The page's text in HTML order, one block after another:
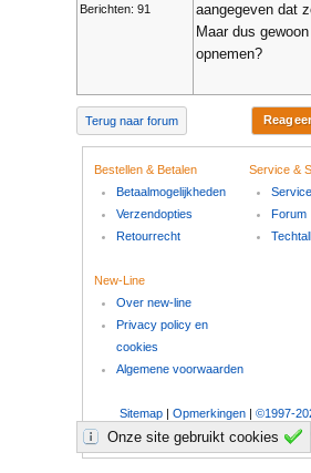
Berichten: 91
aangegeven dat
Maar dus
opnemen?
Terug naar forum
Bestellen & Betalen
Betaalmogelijkheden
Verzendopties
Retourrecht
Service &
Forum
New-Line
Over new-line
Privacy policy en
cookies
Algemene voorwaarden
Sitemap | Opmerkingen | ©1997-
Al onze prijzen zijn inclusief
Onze site gebruikt cookies